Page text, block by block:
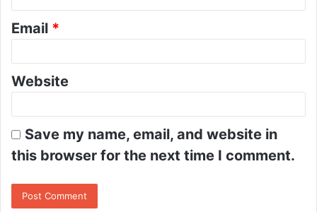
Email *
Website
Save my name, email, and website in
this browser for the next time I comment.